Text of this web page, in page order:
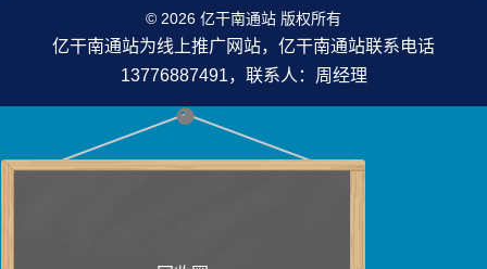
© 2026 亿干南通站 版权所有
亿干南通站为线上推广网站，亿干南通站联系电话
13776887491，联系人：周经理